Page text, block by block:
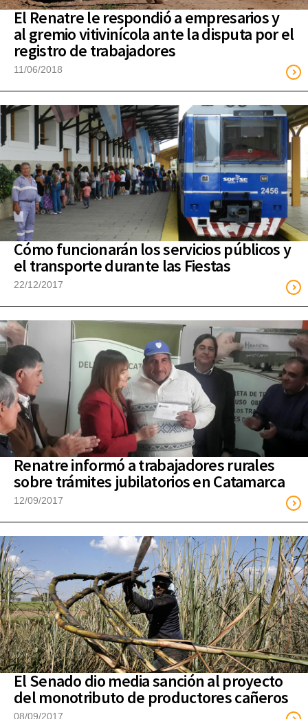
El Renatre le respondió a empresarios y
al gremio vitivinícola ante la disputa por el
registro de trabajadores
11/06/2018
Cómo funcionarán los servicios públicos y
el transporte durante las Fiestas
22/12/2017
Renatre informó a trabajadores rurales
sobre trámites jubilatorios en Catamarca
12/09/2017
El Senado dio media sanción al proyecto
del monotributo de productores cañeros
08/09/2017